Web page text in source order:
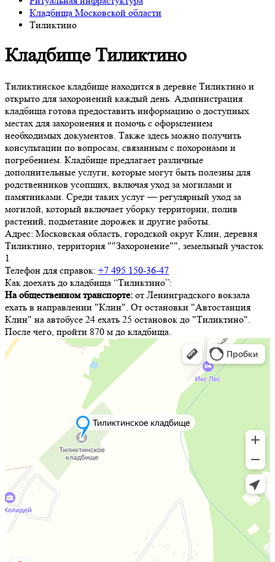
Кладбища Московской области
Тиликтино
Кладбище Тиликтино
Тиликтинское кладбище находится в деревне Тиликтино и
открыто для захоронений каждый день. Администрация
кладбища готова предоставить информацию о доступных
местах для захоронения и помочь с оформлением
необходимых документов. Также здесь можно получить
консультации по вопросам, связанным с похоронами и
погребением. Кладбище предлагает различные
дополнительные услуги, которые могут быть полезны для
родственников усопших, включая уход за могилами и
памятниками. Среди таких услуг — регулярный уход за
могилой, который включает уборку территории, полив
растений, подметание дорожек и другие работы.
Адрес: Московская область, городской округ Клин, деревня
Тиликтино, территория ""Захоронение"", земельный участок
1
Телефон для справок: +7 495 150-36-47
Как доехать до кладбища “Тиликтино”:
На общественном транспорте: от Ленинградского вокзала
ехать в направлении "Клин". От остановки "Автостанция
Клин" на автобусе 24 ехать 25 остановок до "Тиликтино".
После чего, пройти 870 м до кладбища.